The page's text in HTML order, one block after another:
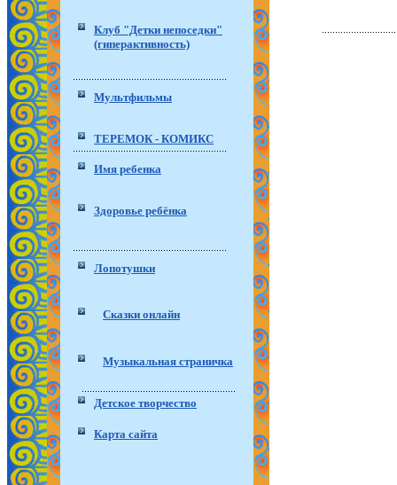
Клуб "Детки непоседки"
(гиперактивность)
Мультфильмы
ТЕРЕМОК - КОМИКС
Имя ребенка
Здоровье ребёнка
Лопотушки
Сказки онлайн
Музыкальная страничка
Детское творчество
Карта сайта